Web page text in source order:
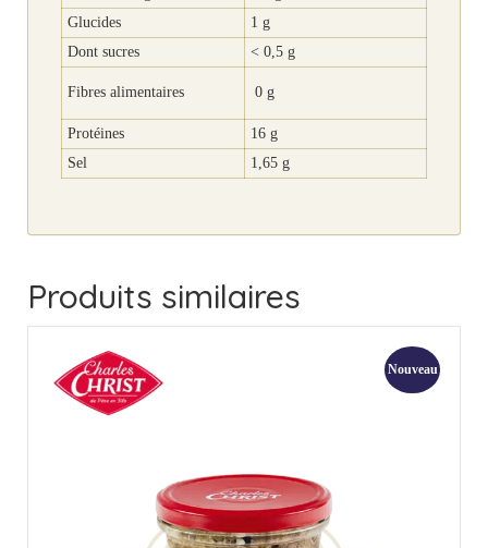
Glucides
1 g
Dont sucres
< 0,5 g
Fibres alimentaires 0 g
Protéines
16 g
Sel
1,65 g
Produits similaires
Nouveau